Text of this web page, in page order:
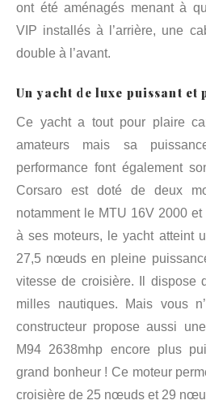
ont été aménagés menant à
VIP installés à l’arrière, une
double à l’avant.
Un yacht de luxe puissant et
Ce yacht a tout pour plaire
amateurs mais sa
performance font également
Corsaro est doté de deux
notamment le MTU 16V 2000
à ses moteurs, le yacht atteint
27,5 nœuds en pleine
vitesse de croisière. Il dispose
milles nautiques. Mais vous
constructeur propose aussi
M94 2638mhp encore plus
grand bonheur ! Ce moteur
croisière de 25 nœuds et 29